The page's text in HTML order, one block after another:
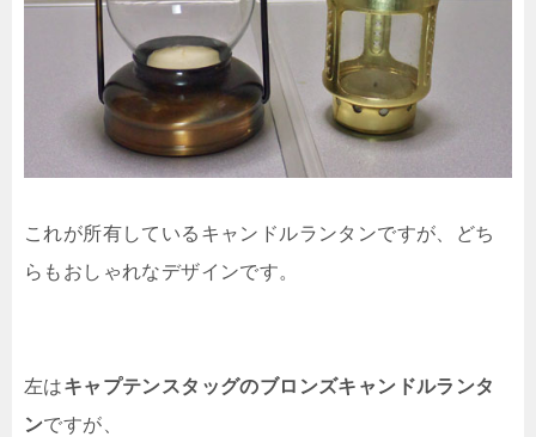
これが所有しているキャンドルランタンですが、どち
らもおしゃれなデザインです。
左はキャプテンスタッグのブロンズキャンドルランタ
ンですが、